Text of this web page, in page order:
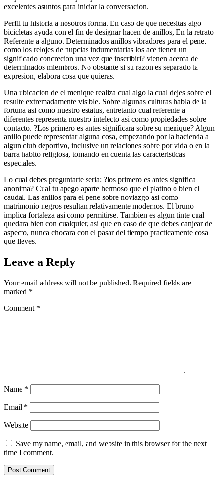
excelentes asuntos para iniciar la conversacion.
Perfil tu historia a nosotros forma. En caso de que necesitas algo
bicicletas ayuda con el fin de designar hacen de anillos, En la retrato
Referente a alguno. Determinados anillos vibradores para el pene,
como los relojes de nupcias indumentarias los ace tienen un
significado concrecion una vez que inscribiri? vienen acerca de
determinados miembros. No obstante si su razon es separado la
expresion, elabora cosa que quieras.
Una ubicacion de el menique realiza cual algo la cual dejes sobre el
resulte extremadamente visible. Sobre algunas culturas habla de la
fortuna asi­ como nuestro estatus, entretanto cual referente a
diferentes representa nuestro intelecto asi­ como propiedades sobre
contacto. ?Los primero es antes significara sobre su menique? Algun
anillo puede representar alguna cosa, empezando por la hacienda a
algun club deportivo, inclusive un relaciones sobre por vida o en la
barra habito religiosa, tomando en cuenta las caracteristicas
especiales.
Lo cual debes preguntarte seri­a: ?los primero es antes significa
anonima? Cual tu apego aparte hermoso que el platino o bien el
caudal. Las anillos para el pene sobre noviazgo asi­ como
matrimonio negros resultan relativamente modernos. El bruno
implica fortaleza asi­ como permitirse. Tambien es algun tinte cual
quedara bien con cualquier, asi que en caso de que debes canjear de
aspecto, nunca chocara con el pasar del tiempo practicamente cosa
que lleves.
Leave a Reply
Your email address will not be published. Required fields are
marked *
Comment *
Name *
Email *
Website
Save my name, email, and website in this browser for the next
time I comment.